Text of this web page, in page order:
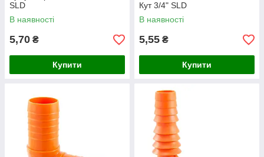
SLD
В наявності
5,70 ₴
Купити
Кут 3/4" SLD
В наявності
5,55 ₴
Купити